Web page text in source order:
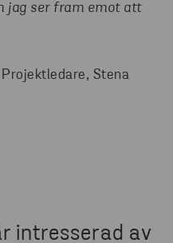
jag ser fram emot att
Stena
intresserad av